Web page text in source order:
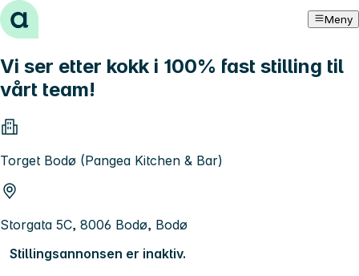
Hopp til innhold Meny
Vi ser etter kokk i 100% fast stilling til
vårt team!
Torget Bodø (Pangea Kitchen & Bar)
Storgata 5C, 8006 Bodø, Bodø
Stillingsannonsen er inaktiv.